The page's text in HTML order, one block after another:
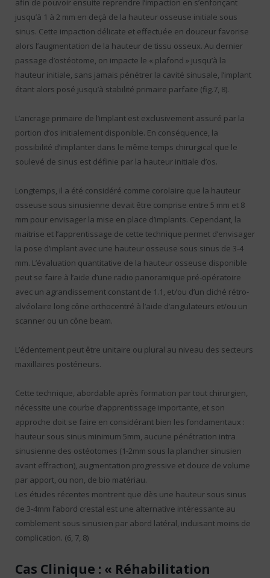
afin de pouvoir ensuite reprendre l’impaction en s’enfonçant
jusqu’à 1 à 2 mm en deçà de la hauteur osseuse initiale sous
sinus. Cette impaction délicate et effectuée en douceur favorise
alors l’augmentation de la hauteur de tissu osseux. Au dernier
passage d’ostéotome, on impacte le « plafond » jusqu’à la
hauteur initiale, sans jamais pénétrer la cavité sinusale, l’implant
étant alors posé jusqu’à stabilité primaire parfaite (fig.7, 8).
L’ancrage primaire de l’implant est exclusivement assuré par la
portion d’os initialement disponible. En conséquence, la
possibilité d’implanter dans le même temps chirurgical que le
soulevé de sinus est définie par la hauteur initiale d’os.
Longtemps, il a été considéré comme corolaire que la hauteur
osseuse sous sinusienne devait être comprise entre 5 mm et 8
mm pour envisager la mise en place d’implants. Cependant, la
maitrise et l’apprentissage de cette technique permet d’envisager
la pose d’implant avec une hauteur osseuse sous sinus de 3-4
mm. L’évaluation quantitative de la hauteur osseuse disponible
peut se faire à l’aide d’une radio panoramique pré-opératoire
avec un agrandissement constant de 1.1, et/ou d’un cliché rétro-
alvéolaire long cône orthocentré à l’aide d’angulateurs et/ou un
scanner ou un cône beam.
L’édentement peut être unitaire ou plural au niveau des secteurs
maxillaires postérieurs.
Cette technique, abordable après formation par tout chirurgien,
nécessite une courbe d’apprentissage importante, et son
approche doit se faire en considérant bien les fondamentaux :
hauteur sous sinus minimum 5mm, aucune pénétration intra
sinusienne des ostéotomes (1-2mm sous la plancher sinusien
avant effraction), augmentation progressive et douce de volume
par apport, ou non, de bio matériau.
Les études récentes montrent que dès une hauteur sous sinus
de 3-4mm l’abord crestal est une alternative intéressante au
comblement sous sinusien par abord latéral, induisant moins de
complication. (6, 7, 8)
Cas Clinique : « Réhabilitation